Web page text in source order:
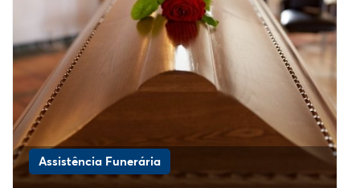
Assistência Funerária